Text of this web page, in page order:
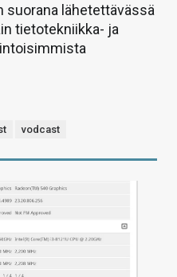
lähetettävässä
tietotekniikka- ja
vodcast